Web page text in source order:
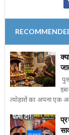
त्योहारों का अपना एक